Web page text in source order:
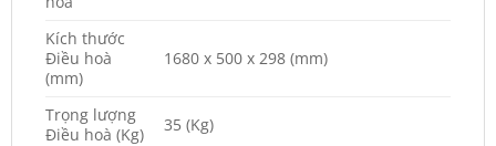
Kích thước
Điều hoà
(mm)
1680 x 500 x 298 (mm)
Trọng lượng
Điều hoà (Kg)
35 (Kg)